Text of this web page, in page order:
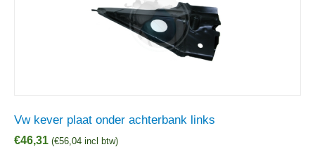
Vw kever plaat onder achterbank links
€46,31 (€56,04 incl btw)